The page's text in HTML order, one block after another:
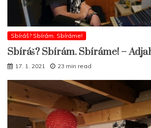
Sbíráš? Sbírám. Sbíráme!
Sbíráš? Sbírám. Sbíráme! –
17. 1. 2021 23 min read